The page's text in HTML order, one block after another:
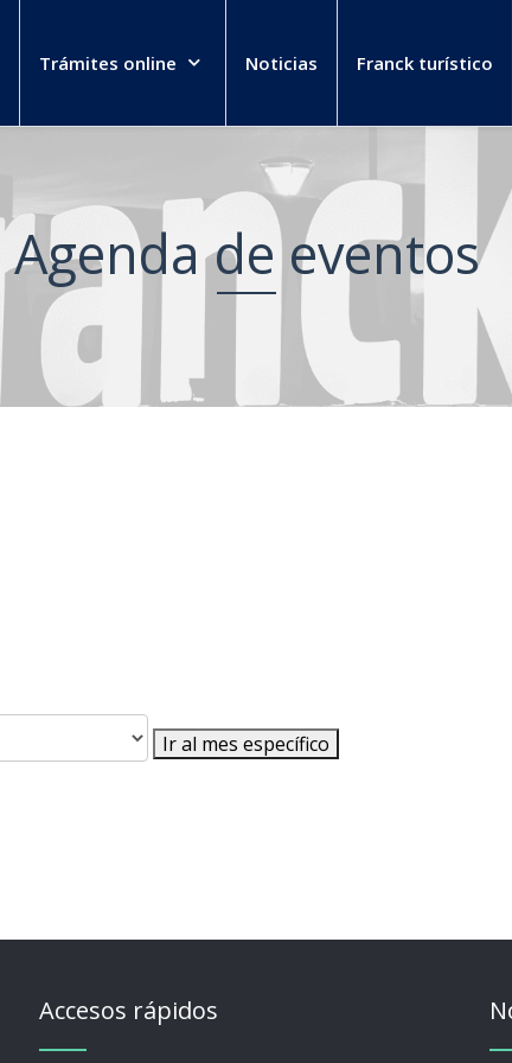
Trámites online Noticias Franck turístico
Agenda de eventos
Ir al mes específico
Accesos rápidos